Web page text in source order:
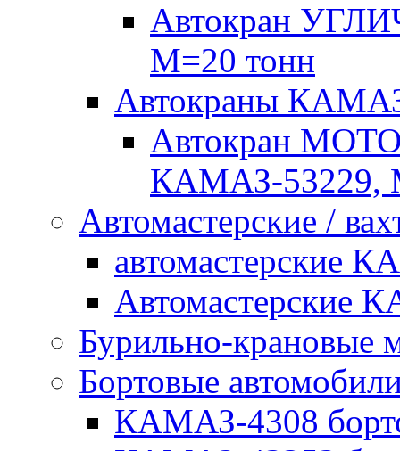
Автокран
М=20 тонн
Автокраны
Автокран
КАМАЗ-53229,
Автомастерские /
автомастерские
Автомастерские
Бурильно-крановые
Бортовые
КАМАЗ-4308